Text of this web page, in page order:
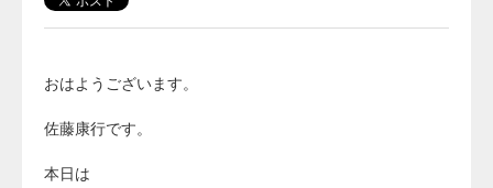
おはようございます。
佐藤康行です。
本日は